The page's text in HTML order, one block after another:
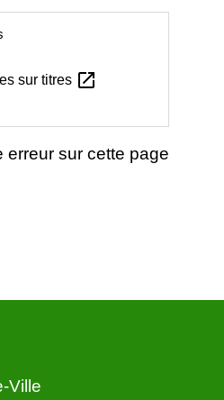
sur titres open_in_new
erreur sur cette page
Ville